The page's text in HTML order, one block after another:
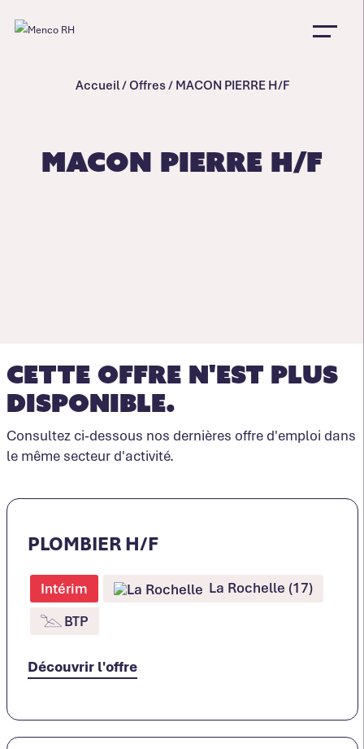
Accueil/Offres/ MACON PIERRE H/F
MACON PIERRE H/F
Cette offre n'est plus
disponible.
Consultez ci-dessous nos dernières offre d'emploi dans
le même secteur d'activité.
PLOMBIER H/F
Intérim
La Rochelle (17)
BTP
Découvrir l'offre